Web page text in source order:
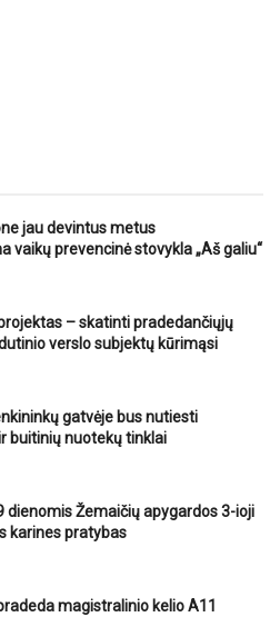
jau devintus metus
vaikų prevencinė stovykla „Aš galiu“
– skatinti pradedančiųjų
verslo subjektų kūrimąsi
gatvėje bus nutiesti
buitinių nuotekų tinklai
dienomis Žemaičių apygardos 3-ioji
karines pratybas
magistralinio kelio A11